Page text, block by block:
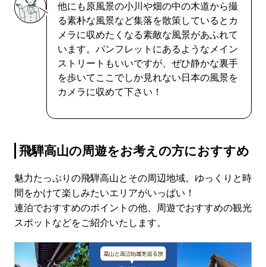
他にも原風景の小川や畑の中の木道から撮
る素朴な風景など集落を散策しているとカ
メラに収めたくなる素敵な風景があふれて
います。パンフレットにあるようなメイン
ストリートもいいですが、ぜひ静かな裏手
を歩いてここでしか見れない日本の風景を
カメラに収めて下さい！
飛騨高山の周遊をお考えの方におすすめ
魅力たっぷりの飛騨高山とその周辺地域。ゆっくりと時
間をかけて楽しみたいエリアがいっぱい！
連泊でおすすめのポイントの他、周遊でおすすめの観光
スポットなどをご紹介いたします。